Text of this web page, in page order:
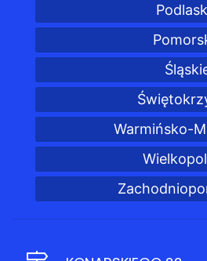
Warmińsko-